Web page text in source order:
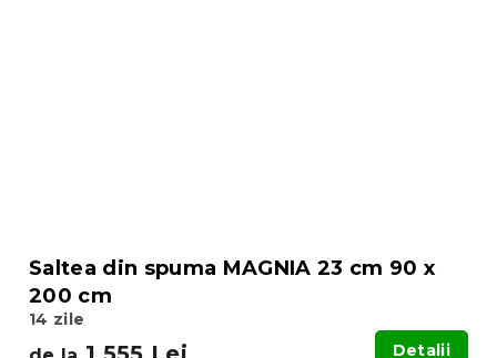
Saltea din spuma MAGNIA 23 cm 90 x
200 cm
14 zile
Detalii